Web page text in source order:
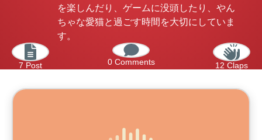
を楽しんだり、ゲームに没頭したり、やん
ちゃな愛猫と過ごす時間を大切にしていま
す。
7 Post 0 Comments 12 Claps